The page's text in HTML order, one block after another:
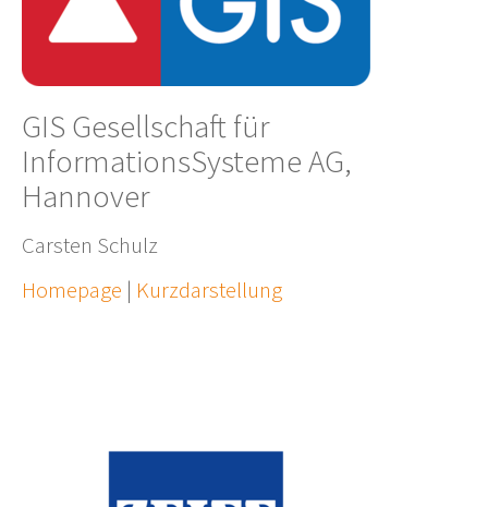
GIS Gesellschaft für
InformationsSysteme AG,
Hannover
Carsten Schulz
Homepage | Kurzdarstellung